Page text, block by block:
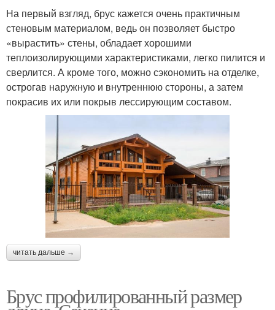
На первый взгляд, брус кажется очень практичным
стеновым материалом, ведь он позволяет быстро
«вырастить» стены, обладает хорошими
теплоизолирующими характеристиками, легко пилится и
сверлится. А кроме того, можно сэкономить на отделке,
острогав наружную и внутреннюю стороны, а затем
покрасив их или покрыв лессирующим составом.
читать дальше →
Брус профилированный размер